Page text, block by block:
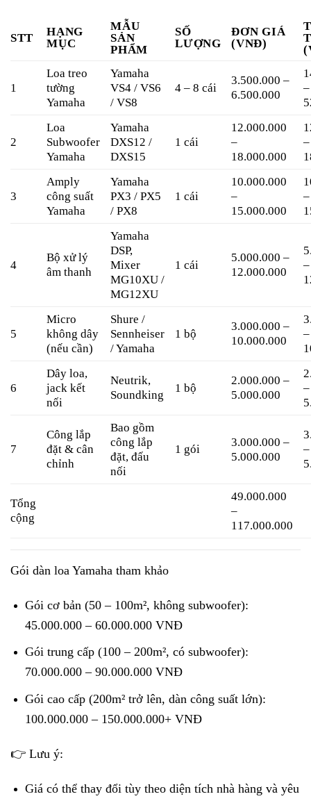
STT
HẠNG
MỤC
MẪU
SẢN
PHẨM
SỐ
LƯỢNG
ĐƠN GIÁ
(VNĐ)
1
Loa treo
tường
Yamaha
Yamaha
VS4 / VS6
/ VS8
4 – 8 cái
3.500.000 –
6.500.000
–
2
Loa
Subwoofer
Yamaha
Yamaha
DXS12 /
DXS15
1 cái
12.000.000
–
18.000.000
–
3
Amply
công suất
Yamaha
Yamaha
PX3 / PX5
/ PX8
1 cái
10.000.000
–
15.000.000
–
4
Bộ xử lý
âm thanh
Yamaha
DSP,
Mixer
MG10XU /
MG12XU
1 cái
5.000.000 –
12.000.000
–
5
Micro
không dây
(nếu cần)
Shure /
Sennheiser
/ Yamaha
1 bộ
3.000.000 –
10.000.000
–
6
Dây loa,
jack kết
nối
Neutrik,
Soundking
1 bộ
2.000.000 –
5.000.000
–
7
Công lắp
đặt & cân
chỉnh
Bao gồm
công lắp
đặt, đấu
nối
1 gói
3.000.000 –
5.000.000
–
Tổng
cộng
49.000.000
–
117.000.000
Gói dàn loa Yamaha tham khảo
Gói cơ bản (50 – 100m², không subwoofer):
45.000.000 – 60.000.000 VNĐ
Gói trung cấp (100 – 200m², có subwoofer):
70.000.000 – 90.000.000 VNĐ
Gói cao cấp (200m² trở lên, dàn công suất lớn):
100.000.000 – 150.000.000+ VNĐ
👉 Lưu ý:
Giá có thể thay đổi tùy theo diện tích nhà hàng và yêu